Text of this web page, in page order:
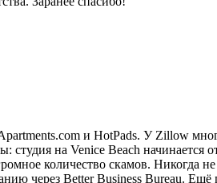
и HotPads. У Zillow
на Venice Beach
количество скамов. Никогда не
через Better Business Bureau. Ещё